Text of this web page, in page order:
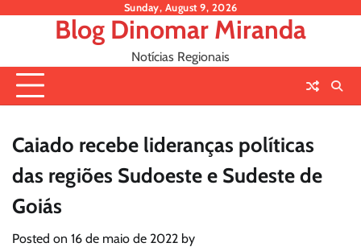
Sunday, August 9, 2026
Blog Dinomar Miranda
Notícias Regionais
Caiado recebe lideranças políticas
das regiões Sudoeste e Sudeste de
Goiás
Posted on 16 de maio de 2022 by